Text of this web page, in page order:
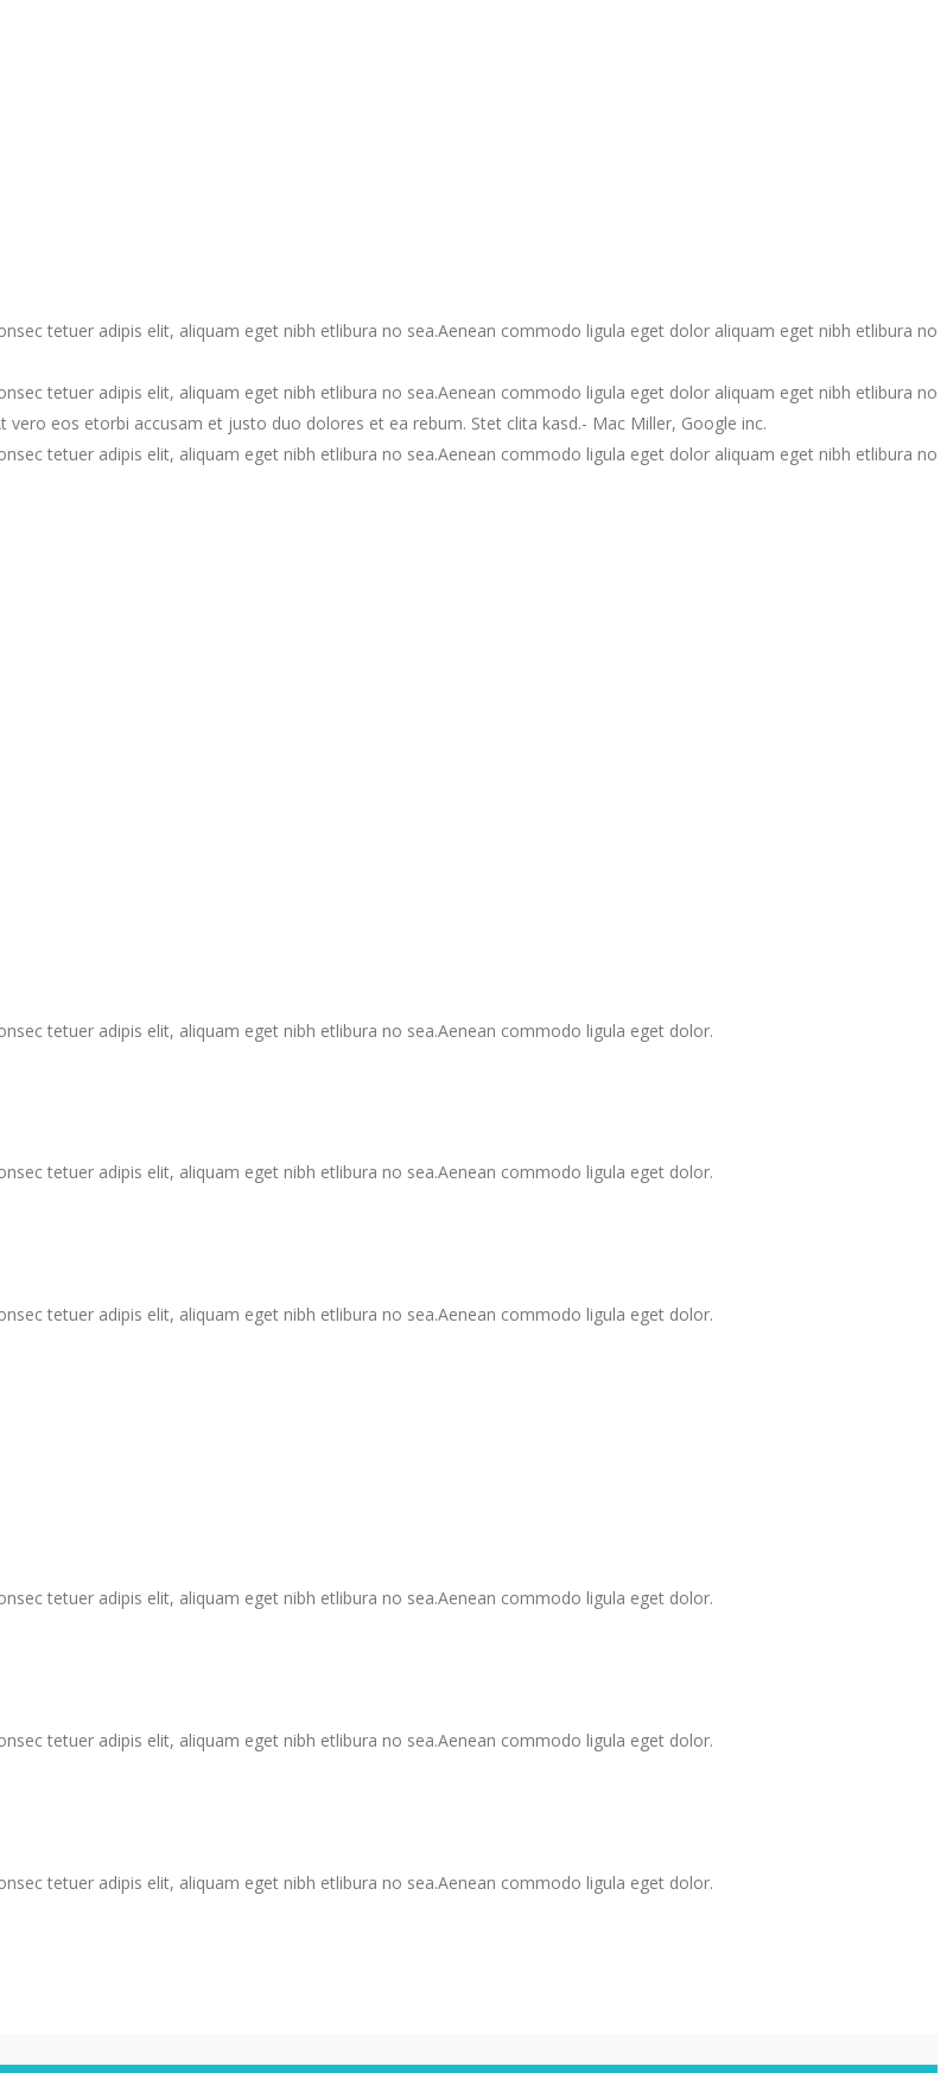
tetuer adipis elit, aliquam eget nibh etlibura no sea.Aenean commodo ligula eget dolor aliquam eget nibh etlibura no
tetuer adipis elit, aliquam eget nibh etlibura no sea.Aenean commodo ligula eget dolor aliquam eget nibh etlibura no
eos etorbi accusam et justo duo dolores et ea rebum. Stet clita kasd.- Mac Miller, Google inc.
tetuer adipis elit, aliquam eget nibh etlibura no sea.Aenean commodo ligula eget dolor aliquam eget nibh etlibura no
tetuer adipis elit, aliquam eget nibh etlibura no sea.Aenean commodo ligula eget dolor.
tetuer adipis elit, aliquam eget nibh etlibura no sea.Aenean commodo ligula eget dolor.
tetuer adipis elit, aliquam eget nibh etlibura no sea.Aenean commodo ligula eget dolor.
tetuer adipis elit, aliquam eget nibh etlibura no sea.Aenean commodo ligula eget dolor.
tetuer adipis elit, aliquam eget nibh etlibura no sea.Aenean commodo ligula eget dolor.
tetuer adipis elit, aliquam eget nibh etlibura no sea.Aenean commodo ligula eget dolor.